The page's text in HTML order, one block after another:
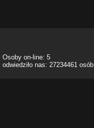
Osoby on-line: 5
odwiedziło nas: 27234461 osób